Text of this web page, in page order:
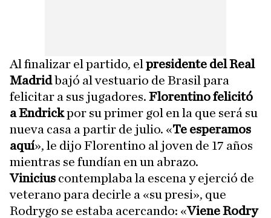
Al finalizar el partido, el presidente del Real
Madridbajó al vestuario de Brasil para
felicitar a sus jugadores. Florentino felicitó
a Endrickpor su primer gol en la que será su
nueva casa a partir de julio. «Te esperamos
aquí», le dijo Florentino al joven de 17 años
mientras se fundían en un abrazo.
Vinicius contemplaba la escena y ejerció de
veterano para decirle a «su presi», que
Rodrygo se estaba acercando: «Viene Rodry